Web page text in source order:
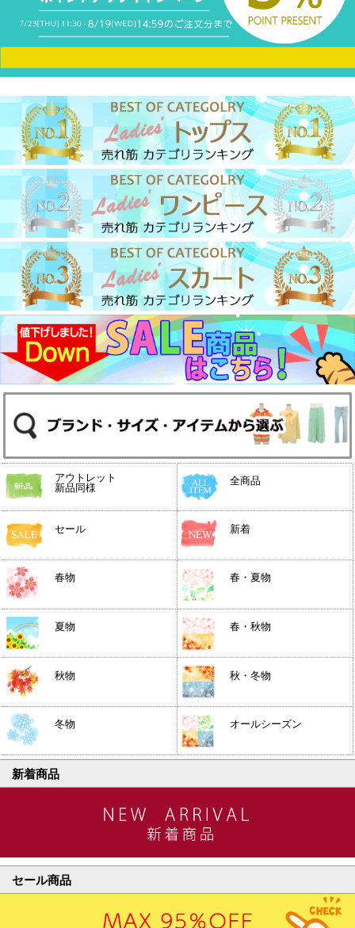
アウトレット
新品同様
全商品
セール 新着
春物 春・夏物
夏物 春・秋物
秋物 秋・冬物
冬物 オールシーズン
新着商品
セール商品